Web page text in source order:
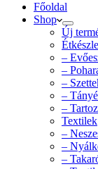
Főoldal
Shop
Új
–
–
–
–
–
Textilek
–
–
–